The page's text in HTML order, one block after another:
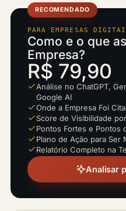
RECOMENDADO
PARA EMPRESAS
Como e o que
Empresa?
R$ 79,90
Análise no ChatGPT,
Google AI
Onde a Empresa Foi
Score de Visibilidade
Pontos Fortes e Pontos
Plano de Ação para Ser
Relatório Completo na
Analisar